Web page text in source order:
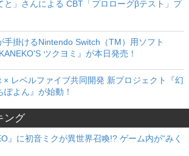
と」さんによる CBT「プロローグβテスト」プ
手掛けるNintendo Switch（TM）用ソフト
ツクヨミ』が本日発売！
× レベルファイブ共同開発 新プロジェクト『幻
ぽよん』が始動！
ング
』に初音ミクが異世界召喚!? ゲーム内が“みく